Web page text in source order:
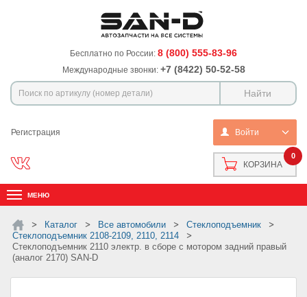
Бесплатно по России: 8 (800) 555-83-96
Международные звонки: +7 (8422) 50-52-58
Регистрация Войти
0
КОРЗИНА
МЕНЮ
Каталог Все автомобили
Стеклоподъемник
стеклоподъемник 2108-2109, 2110, 2114
Стеклоподъемник 2110 электр. в сборе с мотором задний правый
(аналог 2170) SAN-D